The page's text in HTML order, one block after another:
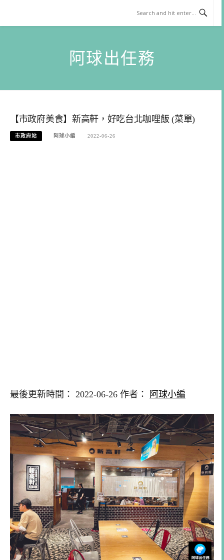
content
阿球出任務
【市政府美食】新高軒，好吃台北咖哩飯 (菜單)
市政府站 阿球小編 2022-06-26
最後更新時間： 2022-06-26 作者： 阿球小編